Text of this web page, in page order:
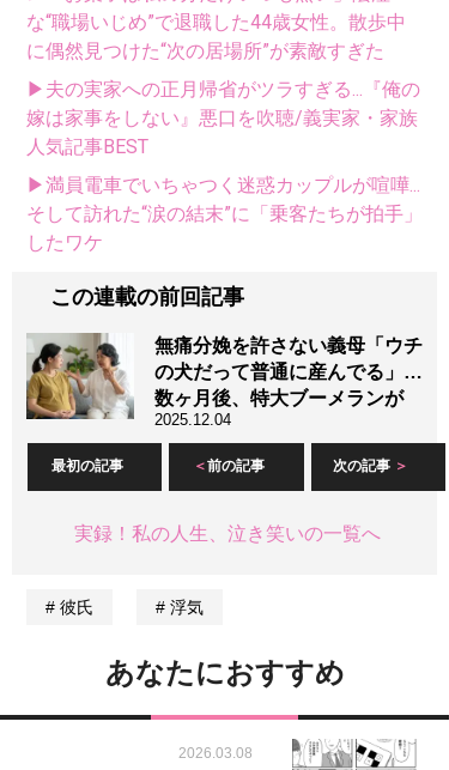
な“職場いじめ”で退職した44歳女性。散歩中
に偶然見つけた“次の居場所”が素敵すぎた
▶夫の実家への正月帰省がツラすぎる...『俺の
嫁は家事をしない』悪口を吹聴/義実家・家族
人気記事BEST
▶満員電車でいちゃつく迷惑カップルが喧嘩...
そして訪れた“涙の結末”に「乗客たちが拍手」
したワケ
この連載の前回記事
無痛分娩を許さない義母「ウチ
の犬だって普通に産んでる」…
数ヶ月後、特大ブーメランが
2025.12.04
最初の記事 前の記事 次の記事
実録！私の人生、泣き笑いの一覧へ
彼氏 浮気
あなたにおすすめ
2026.03.08